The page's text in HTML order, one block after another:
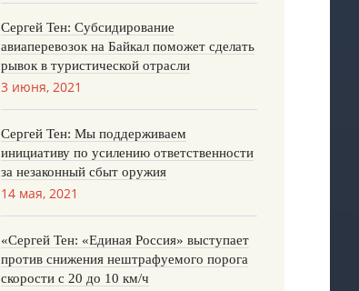
Сергей Тен: Субсидирование
авиаперевозок на Байкал поможет сделать
рывок в туристической отрасли
3 июня, 2021
Сергей Тен: Мы поддерживаем
инициативу по усилению ответственности
за незаконный сбыт оружия
14 мая, 2021
«Сергей Тен: «Единая Россия» выступает
против снижения нештрафуемого порога
скорости с 20 до 10 км/ч